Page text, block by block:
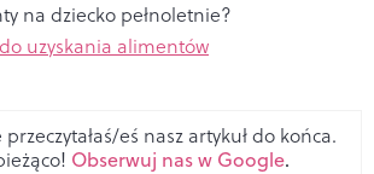
na dziecko pełnoletnie?
uzyskania alimentów
eś nasz artykuł do końca.
Obserwuj nas w Google.